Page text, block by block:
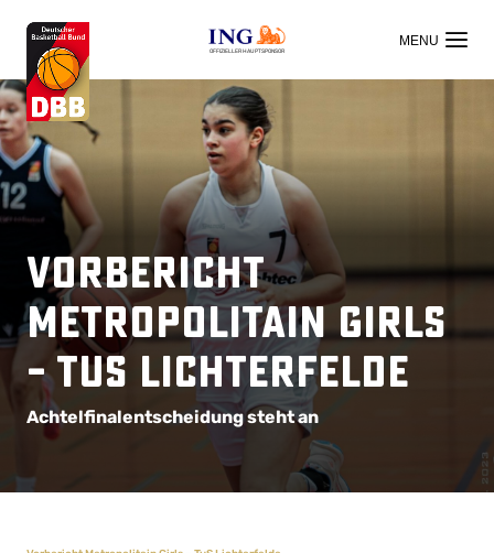
OFFIZIELLER HAUPTSPONSOR
Vorbericht
Metropolitain Girls
– TuS Lichterfelde
Achtelfinalentscheidung steht an